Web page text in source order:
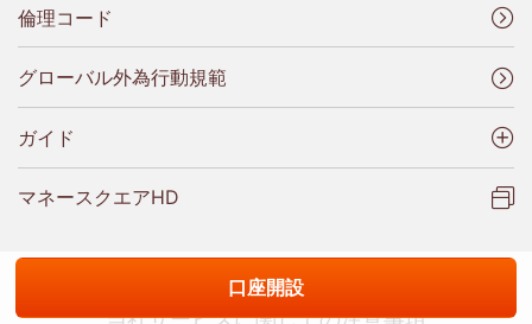
倫理コード
グローバル外為行動規範
ガイド
マネースクエアHD
当社サービスに関しての注意事項
口座開設